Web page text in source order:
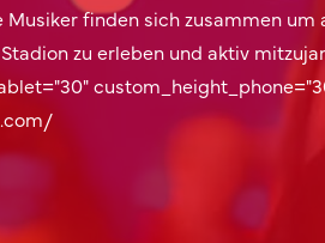
finden sich zusammen
zu erleben und aktiv